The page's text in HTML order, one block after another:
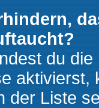
du
aktivierst,
der Liste